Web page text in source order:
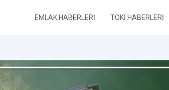
EMLAK HABERLERİ TOKİ HABERLERİ